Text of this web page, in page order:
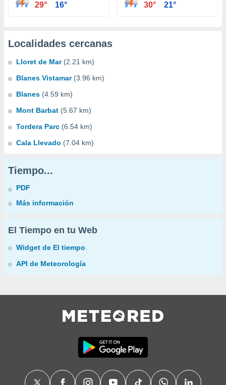
29° 16° 30° 21°
Localidades cercanas
Lloret de Mar (2.21 km)
Blanes Vistamar (3.96 km)
Blanes (4.59 km)
Mont Barbat (5.67 km)
Tordera Parc (6.54 km)
Cala Llevado (7.04 km)
Tiempo...
PDF
Más información
El Tiempo en tu Web
Widget de El tiempo
API de Meteorología